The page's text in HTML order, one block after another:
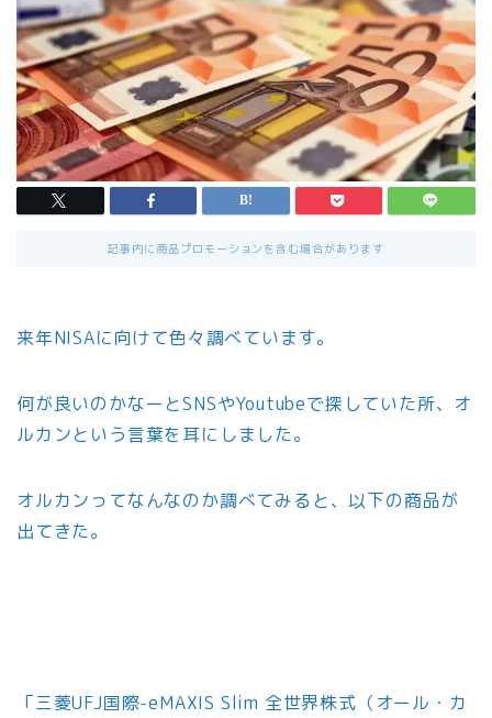
記事内に商品プロモーションを含む場合があります
来年NISAに向けて色々調べています。
何が良いのかなーとSNSやYoutubeで探していた所、オ
ルカンという言葉を耳にしました。
オルカンってなんなのか調べてみると、以下の商品が
出てきた。
「三菱UFJ国際-eMAXIS Slim 全世界株式（オール・カ